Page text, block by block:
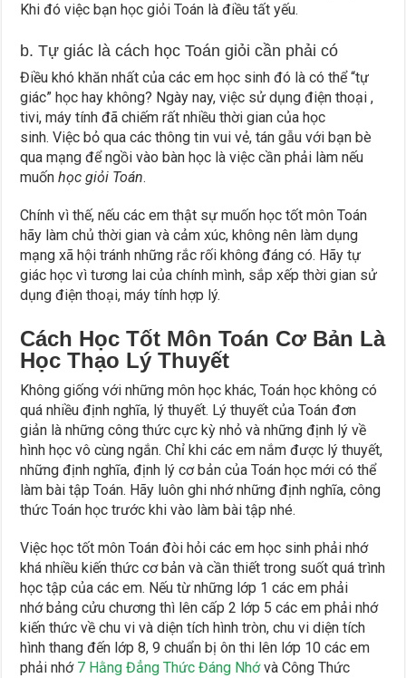
Khi đó việc bạn học giỏi Toán là điều tất yếu.
b. Tự giác là cách học Toán giỏi cần phải có
Điều khó khăn nhất của các em học sinh đó là có thể “tự
giác” học hay không? Ngày nay, việc sử dụng điện thoại ,
tivi, máy tính đã chiếm rất nhiều thời gian của học
sinh. Việc bỏ qua các thông tin vui vẻ, tán gẫu với bạn bè
qua mạng để ngồi vào bàn học là việc cần phải làm nếu
muốnhọc giỏi Toán.
Chính vì thế, nếu các em thật sự muốn học tốt môn Toán
hãy làm chủ thời gian và cảm xúc, không nên làm dụng
mạng xã hội tránh những rắc rối không đáng có. Hãy tự
giác học vì tương lai của chính mình, sắp xếp thời gian sử
dụng điện thoại, máy tính hợp lý.
Cách Học Tốt Môn Toán Cơ Bản Là
Học Thạo Lý Thuyết
Không giống với những môn học khác, Toán học không có
quá nhiều định nghĩa, lý thuyết. Lý thuyết của Toán đơn
giản là những công thức cực kỳ nhỏ và những định lý về
hình học vô cùng ngắn. Chỉ khi các em nắm được lý thuyết,
những định nghĩa, định lý cơ bản của Toán học mới có thể
làm bài tập Toán. Hãy luôn ghi nhớ những định nghĩa, công
thức Toán học trước khi vào làm bài tập nhé.
Việc học tốt môn Toán đòi hỏi các em học sinh phải nhớ
khá nhiều kiến thức cơ bản và cần thiết trong suốt quá trình
học tập của các em. Nếu từ những lớp 1 các em phải
nhớ bảng cửu chương thì lên cấp 2 lớp 5 các em phải nhớ
kiến thức về chu vi và diện tích hình tròn, chu vi diện tích
hình thang đến lớp 8, 9 chuẩn bị ôn thi lên lớp 10 các em
phải nhớ 7 Hằng Đẳng Thức Đáng Nhớvà Công Thức